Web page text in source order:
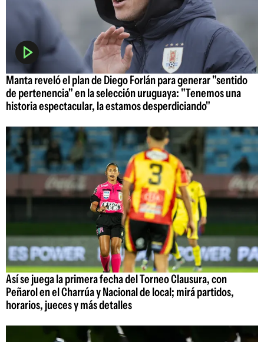
Manta reveló el plan de Diego Forlán para generar "sentido
de pertenencia" en la selección uruguaya: "Tenemos una
historia espectacular, la estamos desperdiciando"
Así se juega la primera fecha del Torneo Clausura, con
Peñarol en el Charrúa y Nacional de local; mirá partidos,
horarios, jueces y más detalles